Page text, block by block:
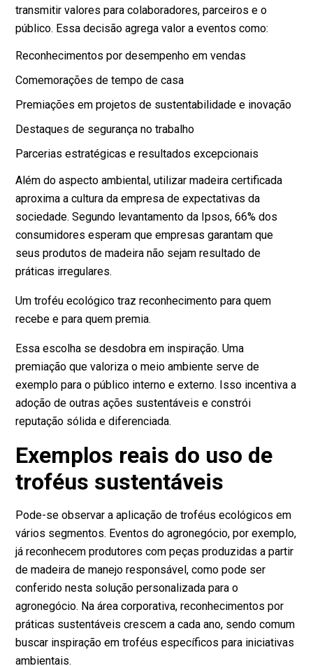
transmitir valores para colaboradores, parceiros e o
público. Essa decisão agrega valor a eventos como:
Reconhecimentos por desempenho em vendas
Comemorações de tempo de casa
Premiações em projetos de sustentabilidade e inovação
Destaques de segurança no trabalho
Parcerias estratégicas e resultados excepcionais
Além do aspecto ambiental, utilizar madeira certificada
aproxima a cultura da empresa de expectativas da
sociedade. Segundo levantamento da Ipsos, 66% dos
consumidores esperam que empresas garantam que
seus produtos de madeira não sejam resultado de
práticas irregulares.
Um troféu ecológico traz reconhecimento para quem
recebe e para quem premia.
Essa escolha se desdobra em inspiração. Uma
premiação que valoriza o meio ambiente serve de
exemplo para o público interno e externo. Isso incentiva a
adoção de outras ações sustentáveis e constrói
reputação sólida e diferenciada.
Exemplos reais do uso de
troféus sustentáveis
Pode-se observar a aplicação de troféus ecológicos em
vários segmentos. Eventos do agronegócio, por exemplo,
já reconhecem produtores com peças produzidas a partir
de madeira de manejo responsável, como pode ser
conferidonesta solução personalizada para o
agronegócio. Na área corporativa, reconhecimentos por
práticas sustentáveis crescem a cada ano, sendo comum
buscar inspiração em troféus específicos para iniciativas
ambientais.